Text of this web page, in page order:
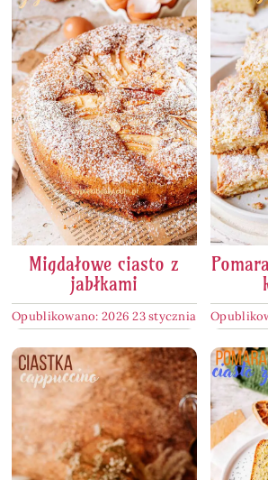
Migdałowe ciasto z
jabłkami
Opublikowano: 2026 23 stycznia